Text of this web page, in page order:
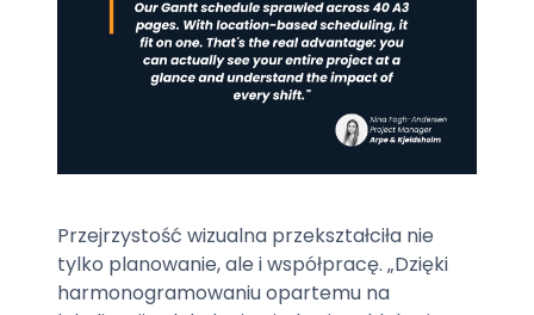
Przejrzystość wizualna przekształciła nie
tylko planowanie, ale i współpracę. „Dzięki
harmonogramowaniu opartemu na